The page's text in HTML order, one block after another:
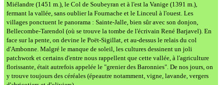
Miélandre (1451 m.), le Col de Soubeyran et à l'est la Vanige (1391 m.),
fermant la vallée, sans oublier la Fournache et le Linceul à l'ouest. Les
villages ponctuent le panorama : Sainte-Jalle, bien sûr avec son donjon,
Bellecombe-Tarendol (où se trouve la tombe de l'écrivain René Barjavel). En
face sur la pente, on devine le Poët-Sigillat, et au-dessus le relais du col
d'Ambonne. Malgré le manque de soleil, les cultures dessinent un joli
patchwork et certains d'entre nous rappellent que cette vallée, à l'agriculture
florissante, était autrefois appelée le "grenier des Baronnies". De nos jours, on
y trouve toujours des céréales (épeautre notamment, vigne, lavande, vergers